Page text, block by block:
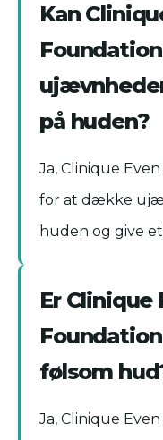
Kan
på huden?
Ja, Clinique
for at dække
huden og give
Er
følsom
Ja, Clinique